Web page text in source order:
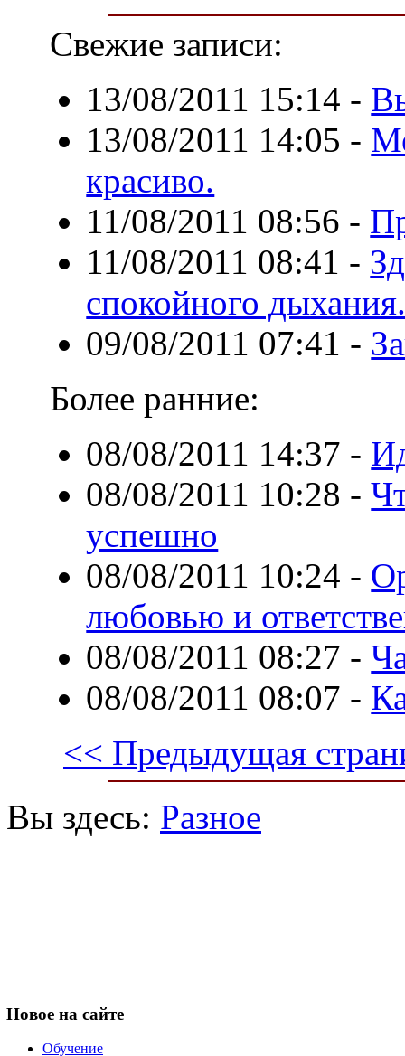
Свежие записи:
13/08/2011 15:14 -
13/08/2011 14:05 -
красиво.
11/08/2011 08:56 -
11/08/2011 08:41 -
спокойного
09/08/2011 07:41 -
Более ранние:
08/08/2011 14:37 -
08/08/2011 10:28 -
успешно
08/08/2011 10:24 -
любовью и
08/08/2011 08:27 -
08/08/2011 08:07 -
<< Предыдущая
Вы здесь: Разное
Новое на сайте
Обучение